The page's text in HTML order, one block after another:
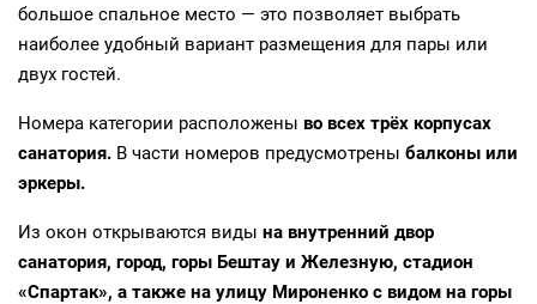
большое спальное место — это позволяет выбрать
наиболее удобный вариант размещения для пары или
двух гостей.
Номера категории расположены во всех трёх корпусах
санатория. В части номеров предусмотрены балконы или
эркеры.
Из окон открываются виды на внутренний двор
санатория, город, горы Бештау и Железную, стадион
«Спартак», а также на улицу Мироненко с видом на горы